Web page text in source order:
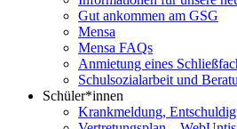
Gut ankommen am GSG
Mensa
Mensa FAQs
Anmietung eines
Schulsozialarbeit und
Schüler*innen
Krankmeldung,